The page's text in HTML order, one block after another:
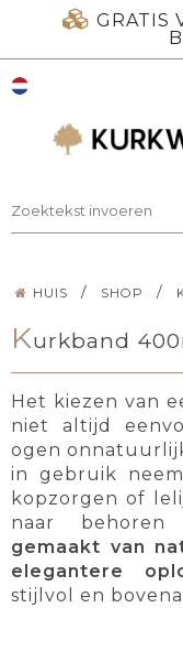
GRATIS
HUIS / SHOP /
Kurkband
Het kiezen van
niet altijd
ogen
in gebruik
kopzorgen of
naar
gemaakt van
elegantere
stijlvol en